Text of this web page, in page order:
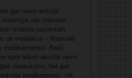
gan savā revīzijā
ministrijai nav izdevies
izraksta pacientam
un vienlaikus – finansiāli
medikamentus. Bieži
tiekot rakstīts nevis
nosaukums, bet gan
medikaments. VK